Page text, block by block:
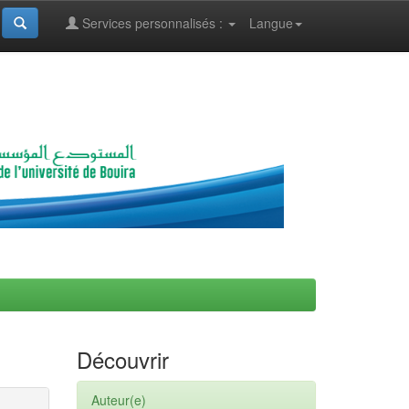
Langue
Services personnalisés :
Découvrir
Auteur(e)